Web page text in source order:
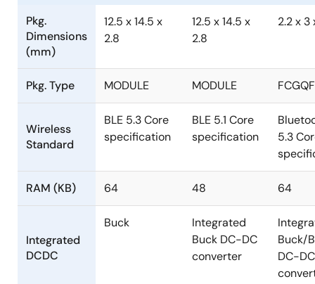
Pkg.
Dimensions
(mm)
12.5 x 14.5 x
2.8
12.5 x 14.5 x
2.8
2.2 x 3
Pkg. Type MODULE MODULE
Wireless
Standard
BLE 5.3 Core
specification
BLE 5.1 Core
specification
5.3
RAM (KB) 64 48 64
Integrated
DCDC
Buck
Integrated
Buck DC-DC
converter
Buck/
DC-DC